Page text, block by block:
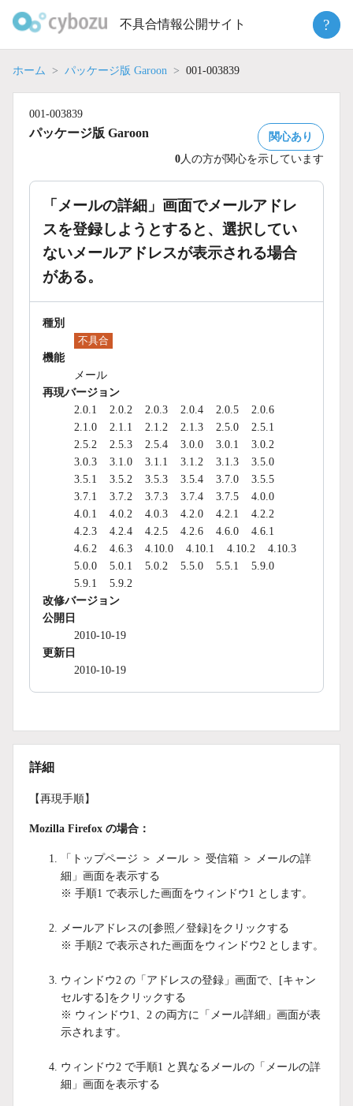
不具合情報公開サイト ?
ホーム パッケージ版 Garoon 001-003839
001-003839
パッケージ版 Garoon
関心あり
0 人の方が関心を示しています
「メールの詳細」画面でメールアドレ
スを登録しようとすると、選択してい
ないメールアドレスが表示される場合
がある。
種別
不具合
機能
メール
再現バージョン
2.0.1
2.0.2 2.0.3 2.0.4 2.0.5
2.0.6
2.1.0
2.1.1 2.1.2 2.1.3 2.5.0
2.5.1
2.5.2
2.5.3 2.5.4 3.0.0 3.0.1
3.0.2
3.0.3
3.1.0 3.1.1 3.1.2 3.1.3
3.5.0
3.5.1
3.5.2 3.5.3 3.5.4 3.7.0
3.5.5
3.7.1
3.7.2 3.7.3 3.7.4 3.7.5
4.0.0
4.0.1
4.0.2 4.0.3 4.2.0 4.2.1
4.2.2
4.2.3
4.2.4 4.2.5 4.2.6 4.6.0
4.6.1
4.6.2
4.6.3 4.10.0 4.10.1 4.10.2
4.10.3
5.0.0
5.0.1 5.0.2 5.5.0 5.5.1
5.9.0
5.9.1
5.9.2
改修バージョン
公開日
2010-10-19
更新日
2010-10-19
詳細
【再現手順】
Mozilla Firefox の場合：
「トップページ ＞ メール ＞ 受信箱 ＞ メールの詳
細」画面を表示する
※ 手順1 で表示した画面をウィンドウ1 とします。
メールアドレスの[参照／登録]をクリックする
※ 手順2 で表示された画面をウィンドウ2 とします。
ウィンドウ2 の「アドレスの登録」画面で、[キャン
セルする]をクリックする
※ ウィンドウ1、2 の両方に「メール詳細」画面が表
示されます。
ウィンドウ2 で手順1 と異なるメールの「メールの詳
細」画面を表示する